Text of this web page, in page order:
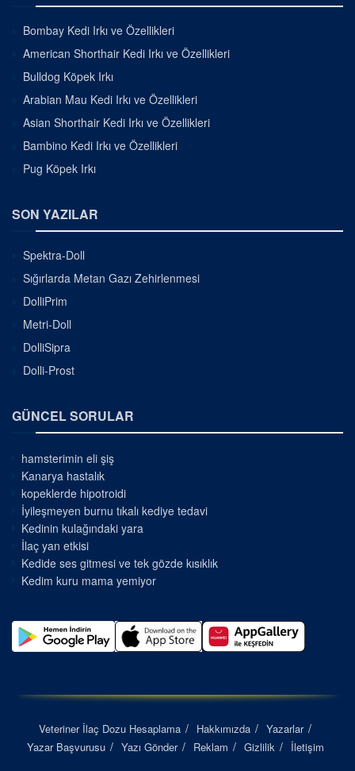
Bombay Kedi Irkı ve Özellikleri
American Shorthair Kedi Irkı ve Özellikleri
Bulldog Köpek Irkı
Arabian Mau Kedi Irkı ve Özellikleri
Asian Shorthair Kedi Irkı ve Özellikleri
Bambino Kedi Irkı ve Özellikleri
Pug Köpek Irkı
SON YAZILAR
Spektra-Doll
Sığırlarda Metan Gazı Zehirlenmesi
DolliPrim
Metri-Doll
DolliSipra
Dolli-Prost
GÜNCEL SORULAR
hamsterimin eli şiş
Kanarya hastalık
kopeklerde hipotroidi
İyileşmeyen burnu tıkalı kediye tedavi
Kedinin kulağındaki yara
İlaç yan etkisi
Kedide ses gitmesi ve tek gözde kısıklık
Kedim kuru mama yemiyor
Veteriner İlaç Dozu Hesaplama Hakkımızda
Yazarlar
Yazar Başvurusu
Yazı Gönder Reklam Gizlilik İletişim